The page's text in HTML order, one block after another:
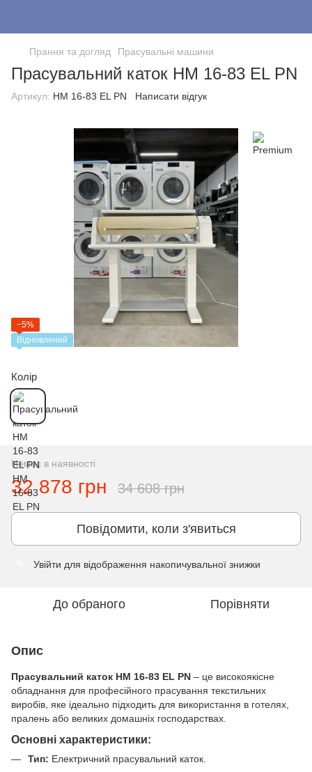
Прання та догляд Прасувальні машини
Прасувальний каток HM 16-83 EL PN
Артикул: HM 16-83 EL PN Написати відгук
−5%
Відновлений
Колір
Немає в наявності
32 878 грн 34 608 грн
Повідомити, коли з'явиться
Увійти для відображення накопичувальної знижки
До обраного Порівняти
Опис
Прасувальний каток HM 16-83 EL PN – це високоякісне
обладнання для професійного прасування текстильних
виробів, яке ідеально підходить для використання в готелях,
пралень або великих домашніх господарствах.
Основні характеристики:
Тип: Електричний прасувальний каток.